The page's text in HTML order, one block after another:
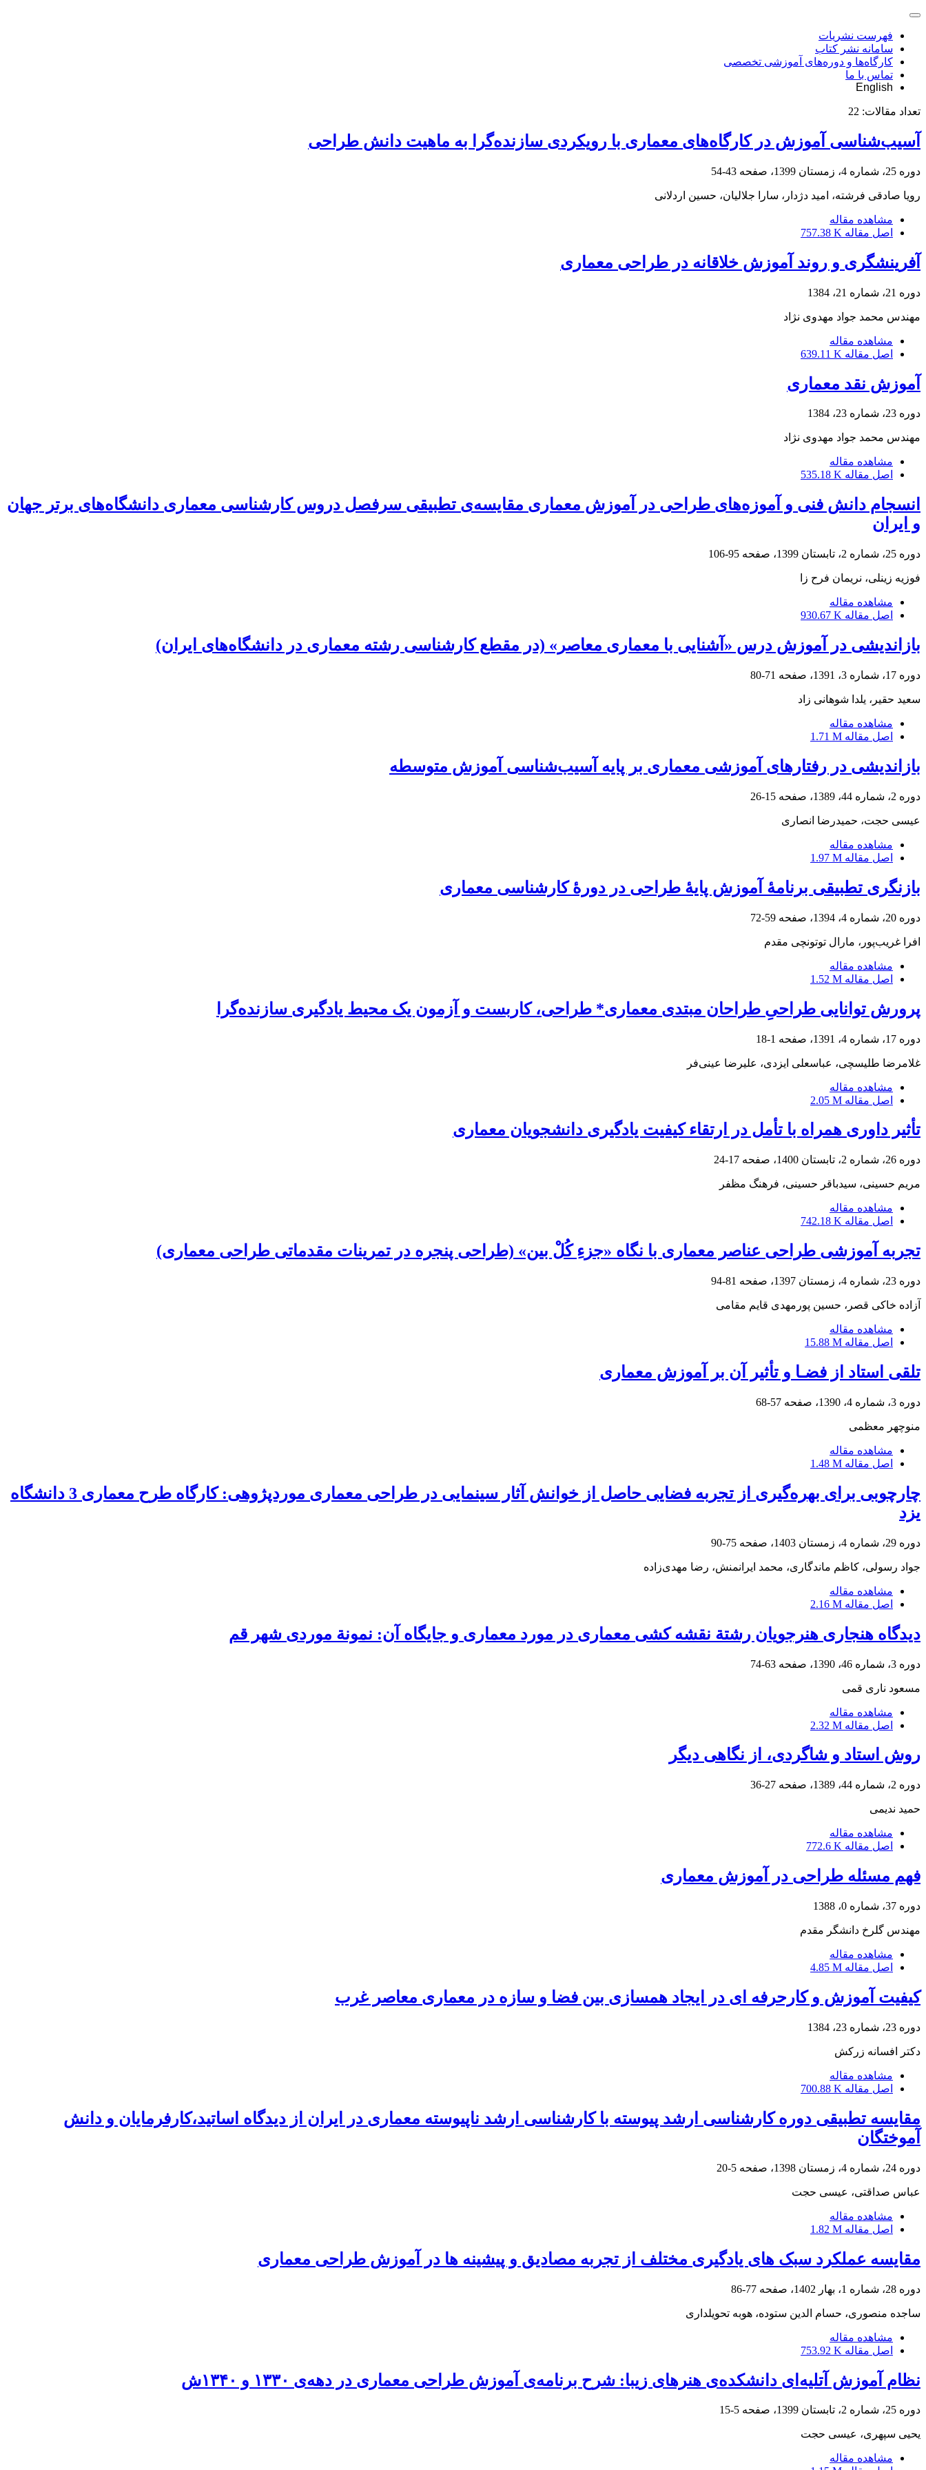
فهرست نشریات
سامانه نشر کتاب
کارگاه‌ها و دوره‌های آموزشی تخصصی
تماس با ما
English
تعداد مقالات: 22
آسیب‌شناسی آموزش در کارگاه‌های معماری با رویکردی سازنده‌گرا به ماهیت دانش طراحی
دوره 25، شماره 4، زمستان 1399، صفحه 43-54
رویا صادقی فرشته، امید دژدار، سارا جلالیان، حسین اردلانی
مشاهده مقاله
اصل مقاله 757.38 K
آفرینشگری و روند آموزش خلاقانه در طراحی معماری
دوره 21، شماره 21، 1384
مهندس محمد جواد مهدوی نژاد
مشاهده مقاله
اصل مقاله 639.11 K
آموزش نقد معماری
دوره 23، شماره 23، 1384
مهندس محمد جواد مهدوی نژاد
مشاهده مقاله
اصل مقاله 535.18 K
انسجام دانش فنی و آموزه‌های طراحی در آموزش معماری مقایسه‌ی تطبیقی سرفصل دروس کارشناسی معماری دانشگاه‌های برتر جهان
و ایران
دوره 25، شماره 2، تابستان 1399، صفحه 95-106
فوزیه زینلی، نریمان فرح زا
مشاهده مقاله
اصل مقاله 930.67 K
بازاندیشی در آموزش درس «آشنایی با معماری معاصر» (در مقطع کارشناسی رشته معماری در دانشگاه‌های ایران)
دوره 17، شماره 3، 1391، صفحه 71-80
سعید حقیر، یلدا شوهانی زاد
مشاهده مقاله
اصل مقاله 1.71 M
بازاندیشی در رفتارهای آموزشی معماری بر پایه آسیب‌شناسی آموزش متوسطه
دوره 2، شماره 44، 1389، صفحه 15-26
عیسی حجت، حمیدرضا انصاری
مشاهده مقاله
اصل مقاله 1.97 M
بازنگری تطبیقی برنامۀ آموزش پایۀ طراحی در دورۀ کارشناسی معماری
دوره 20، شماره 4، 1394، صفحه 59-72
افرا غریب‌پور، مارال توتونچی مقدم
مشاهده مقاله
اصل مقاله 1.52 M
پرورش توانایی طراحیِ طراحان مبتدی معماری* طراحی، کاربست و آزمون یک محیط یادگیری سازنده‌گرا
دوره 17، شماره 4، 1391، صفحه 1-18
غلامرضا طلیسچی، عباسعلی ایزدی، علیرضا عینی‌فر
مشاهده مقاله
اصل مقاله 2.05 M
تأثیر داوری همراه با تأمل در ارتقاء کیفیت یادگیری دانشجویان معماری
دوره 26، شماره 2، تابستان 1400، صفحه 17-24
مریم حسینی، سیدباقر حسینی، فرهنگ مظفر
مشاهده مقاله
اصل مقاله 742.18 K
تجربه آموزشی طراحی عناصر معماری با نگاه «جزءِ کُلْ بین» (طراحی پنجره در تمرینات مقدماتی طراحی معماری)
دوره 23، شماره 4، زمستان 1397، صفحه 81-94
آزاده خاکی قصر، حسین پورمهدی قایم مقامی
مشاهده مقاله
اصل مقاله 15.88 M
تلقی استاد از فضـا و تأثیر آن بر آموزش معماری
دوره 3، شماره 4، 1390، صفحه 57-68
منوچهر معظمی
مشاهده مقاله
اصل مقاله 1.48 M
چارچوبی برای بهره‌گیری از تجربه فضایی حاصل از خوانش آثار سینمایی در طراحی معماری موردپژوهی: کارگاه طرح معماری 3 دانشگاه
یزد
دوره 29، شماره 4، زمستان 1403، صفحه 75-90
جواد رسولی، کاظم ماندگاری، محمد ایرانمنش، رضا مهدی‌زاده
مشاهده مقاله
اصل مقاله 2.16 M
دیدگاه هنجاری هنرجویان رشتة نقشه کشی معماری در مورد معماری و جایگاه آن: نمونة موردی شهر قم
دوره 3، شماره 46، 1390، صفحه 63-74
مسعود ناری قمی
مشاهده مقاله
اصل مقاله 2.32 M
روش استاد و شاگردی، از نگاهی دیگر
دوره 2، شماره 44، 1389، صفحه 27-36
حمید ندیمی
مشاهده مقاله
اصل مقاله 772.6 K
فهم مسئله طراحی در آموزش معماری
دوره 37، شماره 0، 1388
مهندس گلرخ دانشگر مقدم
مشاهده مقاله
اصل مقاله 4.85 M
کیفیت آموزش و کارحرفه ای در ایجاد همسازی بین فضا و سازه در معماری معاصر غرب
دوره 23، شماره 23، 1384
دکتر افسانه زرکش
مشاهده مقاله
اصل مقاله 700.88 K
مقایسه تطبیقی دوره کارشناسی ارشد پیوسته با کارشناسی ارشد ناپیوسته معماری در ایران از دیدگاه اساتید،کارفرمایان و دانش
آموختگان
دوره 24، شماره 4، زمستان 1398، صفحه 5-20
عباس صداقتی، عیسی حجت
مشاهده مقاله
اصل مقاله 1.82 M
مقایسه عملکرد سبک های یادگیری مختلف از تجربه مصادیق و پیشینه ها در آموزش طراحی معماری
دوره 28، شماره 1، بهار 1402، صفحه 77-86
ساجده منصوری، حسام الدین ستوده، هوبه تحویلداری
مشاهده مقاله
اصل مقاله 753.92 K
نظام آموزش آتلیه‌ای دانشکده‌ی هنرهای زیبا: شرح برنامه‌ی آموزش طراحی معماری در دهه‌ی ۱۳۳۰ و ۱۳۴۰ش
دوره 25، شماره 2، تابستان 1399، صفحه 5-15
یحیی سپهری، عیسی حجت
مشاهده مقاله